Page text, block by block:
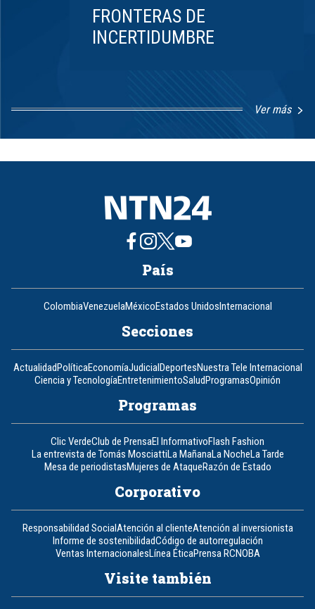
FRONTERAS DE
INCERTIDUMBRE
Ver más
8
País
ColombiaVenezuelaMéxicoEstados UnidosInternacional
Secciones
ActualidadPolíticaEconomíaJudicialDeportesNuestra Tele Internacional
Ciencia y TecnologíaEntretenimientoSaludProgramasOpinión
Programas
Clic VerdeClub de PrensaEl InformativoFlash Fashion
La entrevista de Tomás MosciattiLa MañanaLa NocheLa Tarde
Mesa de periodistasMujeres de AtaqueRazón de Estado
Corporativo
Responsabilidad SocialAtención al clienteAtención al inversionista
Informe de sostenibilidadCódigo de autorregulación
Ventas InternacionalesLínea ÉticaPrensa RCNOBA
Visite también